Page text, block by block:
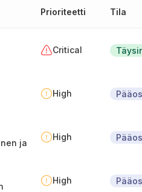
Prioriteetti Tila
Critical
High
ja
High
High